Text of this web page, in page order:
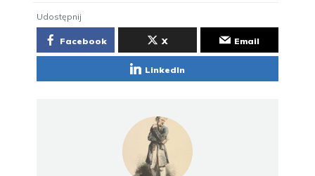
Udostępnij
Facebook X Email
LinkedIn